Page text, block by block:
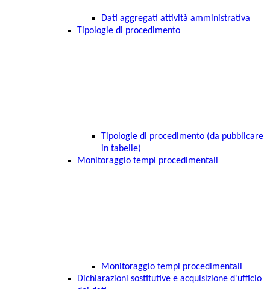
Dati aggregati attività amministrativa
Tipologie di procedimento
Tipologie di procedimento (da pubblicare
in tabelle)
Monitoraggio tempi procedimentali
Monitoraggio tempi procedimentali
Dichiarazioni sostitutive e acquisizione d'ufficio